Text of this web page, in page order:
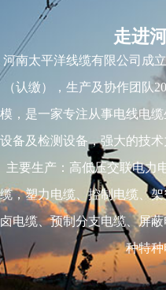
走进
河南太平洋线缆有限公司成
（认缴），生产及协作团队
模，是一家专注从事电线电
设备及检测设备，强大的技
主要生产：高低压交联电力
缆，塑力电缆、控制电缆、
卤电缆、预制分支电缆、屏
种特种